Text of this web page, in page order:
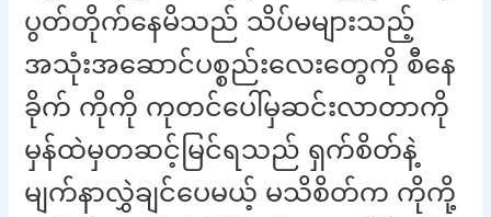
ပွတ်တိုက်နေမိသည် သိပ်မများသည့်
အသုံးအဆောင်ပစ္စည်းလေးတွေကို စီနေ
ခိုက် ကိုကို ကုတင်ပေါ်မှဆင်းလာတာကို
မှန်ထဲမှတဆင့်မြင်ရသည် ရှက်စိတ်နဲ့
မျက်နာလွှဲချင်ပေမယ့် မသိစိတ်က ကိုကို့